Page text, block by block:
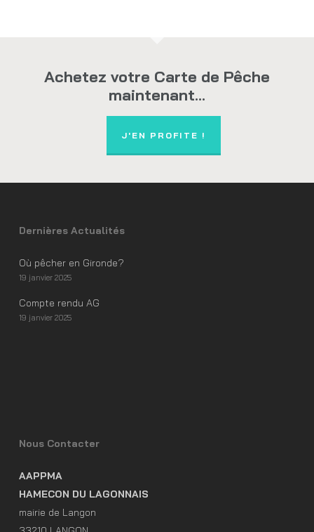
Achetez votre Carte de Pêche
maintenant...
J'EN PROFITE !
Dernières Actualités
Où pêcher en Gironde?
19 janvier 2025
Compte rendu AG
19 janvier 2025
Nous Contacter
AAPPMA
HAMECON DU LAGONNAIS
mairie de Langon